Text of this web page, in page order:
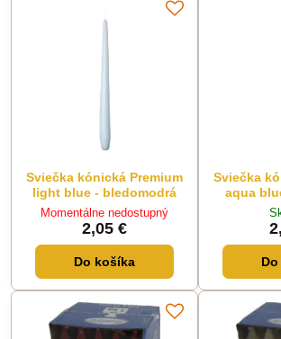
Sviečka kónická Premium
light blue - bledomodrá
Momentálne nedostupný
2,05 €
Do košíka
Sviečka
aqua